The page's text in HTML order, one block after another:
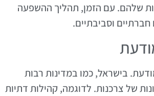
שלהם. עם הזמן, תהליך ההשפעה
וסביבתיים.
בישראל, כמו במדינות רבות
של צרכנות. לדוגמה, קהילות דתיות